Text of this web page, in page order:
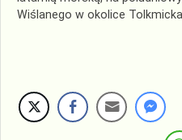
Wiślanego w okolice